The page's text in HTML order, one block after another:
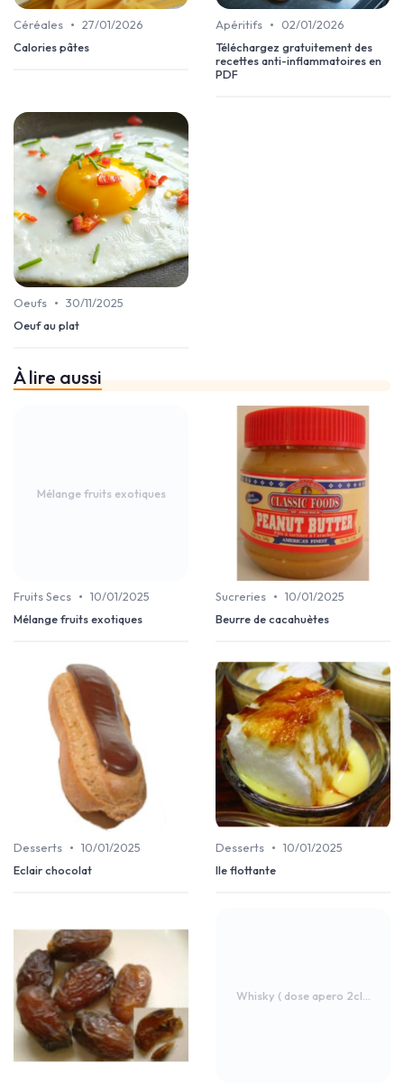
Céréales • 27/01/2026
Calories pâtes
Apéritifs •
02/01/2026
Téléchargez gratuitement des
recettes anti-inflammatoires en
PDF
Oeufs • 30/11/2025
Oeuf au plat
À lire aussi
Mélange fruits exotiques
Fruits Secs • 10/01/2025
Mélange fruits exotiques
Sucreries • 10/01/2025
Beurre de cacahuètes
Desserts • 10/01/2025
Eclair chocolat
Desserts • 10/01/2025
Ile flottante
Whisky ( dose apero 2cl...